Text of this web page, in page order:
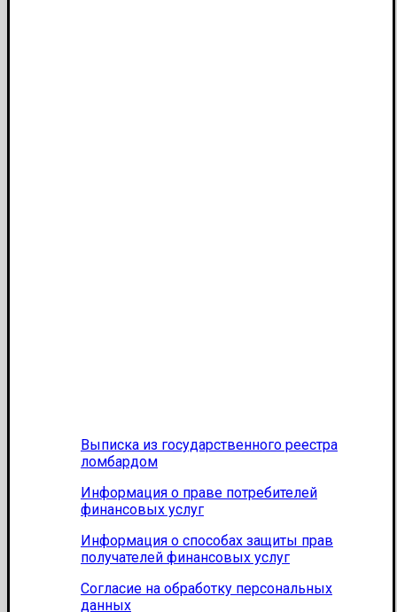
Выписка из государственного реестра
ломбардом
Информация о праве потребителей
финансовых услуг
Информация о способах защиты прав
получателей финансовых услуг
Согласие на обработку персональных
данных